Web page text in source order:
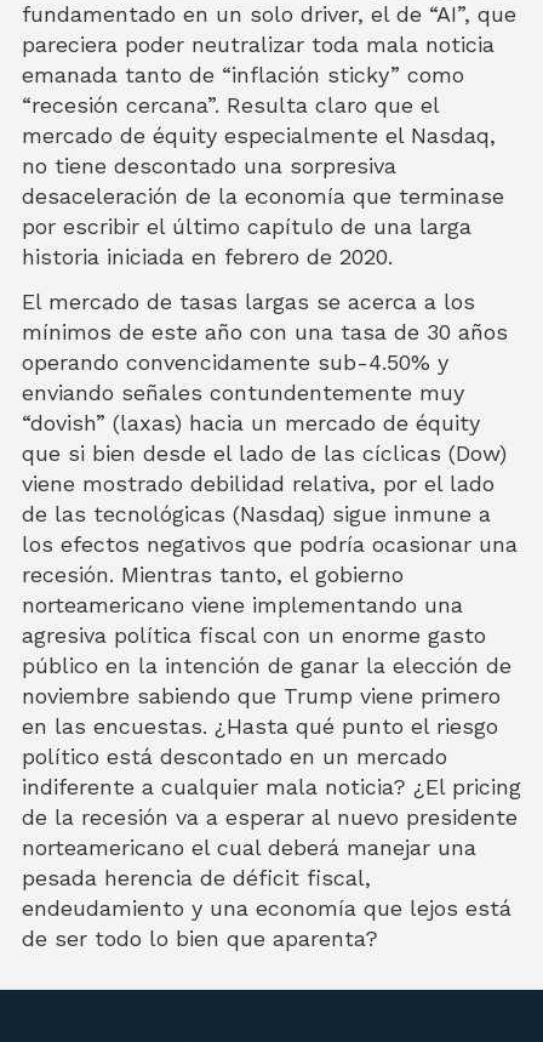
fundamentado en un solo driver, el de “AI”, que
pareciera poder neutralizar toda mala noticia
emanada tanto de “inflación sticky” como
“recesión cercana”. Resulta claro que el
mercado de équity especialmente el Nasdaq,
no tiene descontado una sorpresiva
desaceleración de la economía que terminase
por escribir el último capítulo de una larga
historia iniciada en febrero de 2020.
El mercado de tasas largas se acerca a los
mínimos de este año con una tasa de 30 años
operando convencidamente sub-4.50% y
enviando señales contundentemente muy
“dovish” (laxas) hacia un mercado de équity
que si bien desde el lado de las cíclicas (Dow)
viene mostrado debilidad relativa, por el lado
de las tecnológicas (Nasdaq) sigue inmune a
los efectos negativos que podría ocasionar una
recesión. Mientras tanto, el gobierno
norteamericano viene implementando una
agresiva política fiscal con un enorme gasto
público en la intención de ganar la elección de
noviembre sabiendo que Trump viene primero
en las encuestas. ¿Hasta qué punto el riesgo
político está descontado en un mercado
indiferente a cualquier mala noticia? ¿El pricing
de la recesión va a esperar al nuevo presidente
norteamericano el cual deberá manejar una
pesada herencia de déficit fiscal,
endeudamiento y una economía que lejos está
de ser todo lo bien que aparenta?